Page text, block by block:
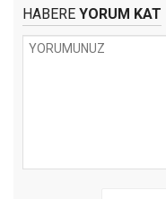
HABERE YORUM KAT